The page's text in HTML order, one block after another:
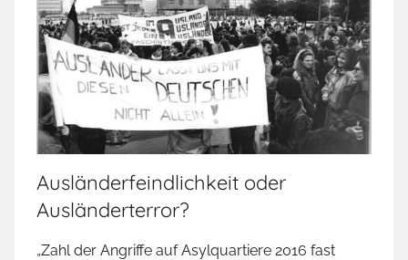
Ausländerfeindlichkeit oder
Ausländerterror?
„Zahl der Angriffe auf Asylquartiere 2016 fast